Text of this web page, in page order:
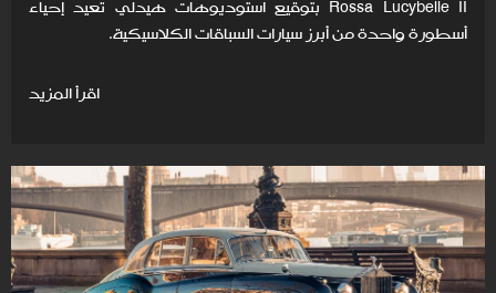
Rossa Lucybelle II بتوقيع استوديوهات هيدلي تعيد إحياء
أسطورة واحدة من أبرز سيارات السباقات الكلاسيكية.
اقرأ المزيد